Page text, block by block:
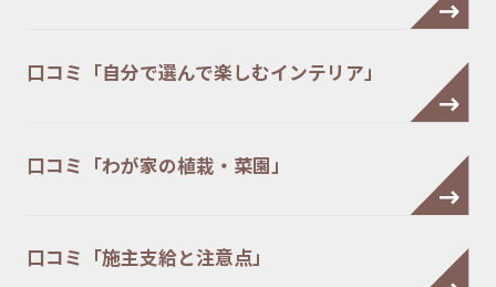
口コミ「自分で選んで楽しむインテリア」
口コミ「わが家の植栽・菜園」
口コミ「施主支給と注意点」